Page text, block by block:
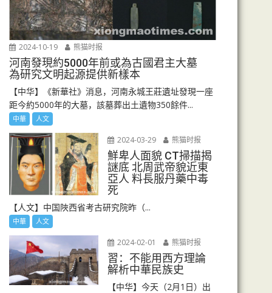
2024-10-19 熊猫时报
河南發現約5000年前或為古國君主大墓
為研究文明起源提供新樣本
【中华】《新華社》消息，河南永城王莊遺址發現一座
距今約5000年的大墓，該墓葬出土遺物350餘件...
中華 人文
2024-03-29 熊猫时报
鮮卑人面貌 CT掃描揭
謎底 北周武帝貌近東
亞人 料長服丹藥中毒
死
【人文】中国陜西省考古研究院昨（...
中華 人文
2024-02-01 熊猫时报
習：不能用西方理論
解析中華民族史
【中华】今天（2月1日）出